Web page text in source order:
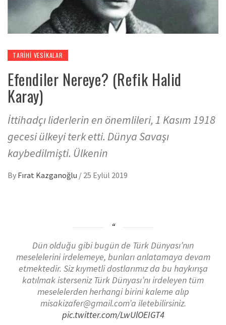
TARIHI VESIKALAR
Efendiler Nereye? (Refik Halid
Karay)
İttihadçı liderlerin en önemlileri, 1 Kasım 1918
gecesi ülkeyi terk etti. Dünya Savaşı
kaybedilmişti. Ülkenin
By Fırat Kazganoğlu / 25 Eylül 2019
Dün olduğu gibi bugün de Türk Dünyası’nın
meselelerini irdelemeye, bunları anlatamaya devam
etmektedir. Siz kıymetli dostlarımız da bu haykırışa
katılmak isterseniz Türk Dünyası’nı irdeleyen tüm
meselelerden herhangi birini kaleme alıp
misakizafer@gmail.com’a iletebilirsiniz.
pic.twitter.com/LwUlOEIGT4